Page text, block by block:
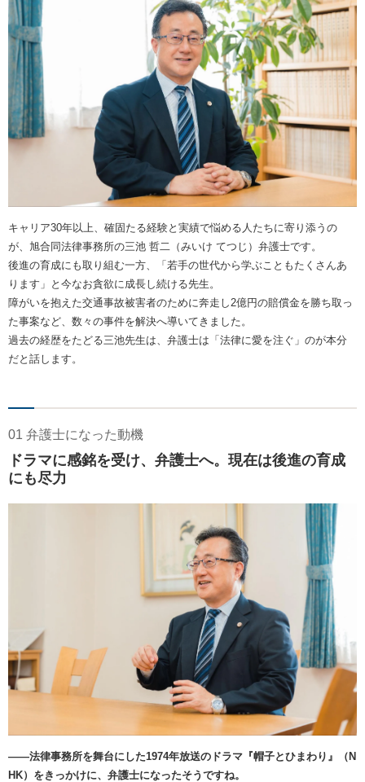
キャリア30年以上、確固たる経験と実績で悩める人たちに寄り添うの
が、旭合同法律事務所の三池 哲二（みいけ てつじ）弁護士です。
後進の育成にも取り組む一方、「若手の世代から学ぶこともたくさんあ
ります」と今なお貪欲に成長し続ける先生。
障がいを抱えた交通事故被害者のために奔走し2億円の賠償金を勝ち取っ
た事案など、数々の事件を解決へ導いてきました。
過去の経歴をたどる三池先生は、弁護士は「法律に愛を注ぐ」のが本分
だと話します。
01 弁護士になった動機
ドラマに感銘を受け、弁護士へ。現在は後進の育成
にも尽力
――法律事務所を舞台にした1974年放送のドラマ『帽子とひまわり』（N
HK）をきっかけに、弁護士になったそうですね。